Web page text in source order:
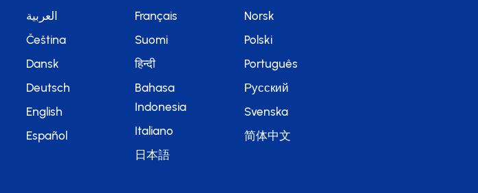
العربية
Čeština
Dansk
Deutsch
English
Español
Français
Suomi
हिन्दी
Bahasa
Indonesia
Italiano
日本語
Norsk
Polski
Português
Русский
Svenska
简体中文